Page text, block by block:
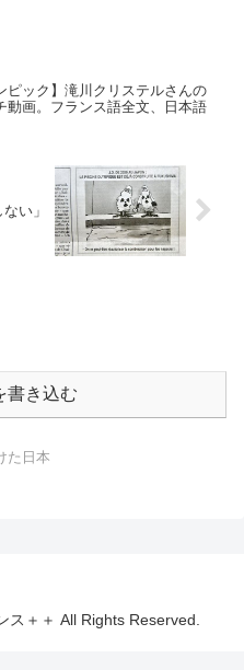
ピック】滝川クリステルさんの
動画。フランス語全文、日本語
い」
書き込む
た日本
＋＋ All Rights Reserved.